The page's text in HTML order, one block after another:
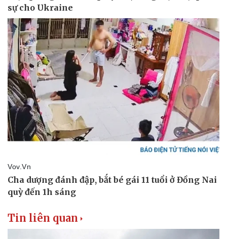
Văn hóa
Sân khấu - Điện ảnh
Văn học
Nghệ sĩ
Thời trang
Sao Việt
Tin liên quan